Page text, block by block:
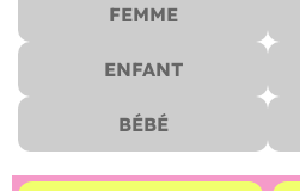
FEMME
ENFANT
BÉBÉ